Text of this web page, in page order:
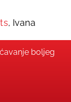
, Ivana
Velika
boljeg